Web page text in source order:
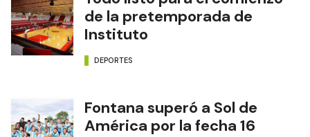
de la pretemporada de
Instituto
DEPORTES
Fontana superó a Sol de
América por la fecha 16